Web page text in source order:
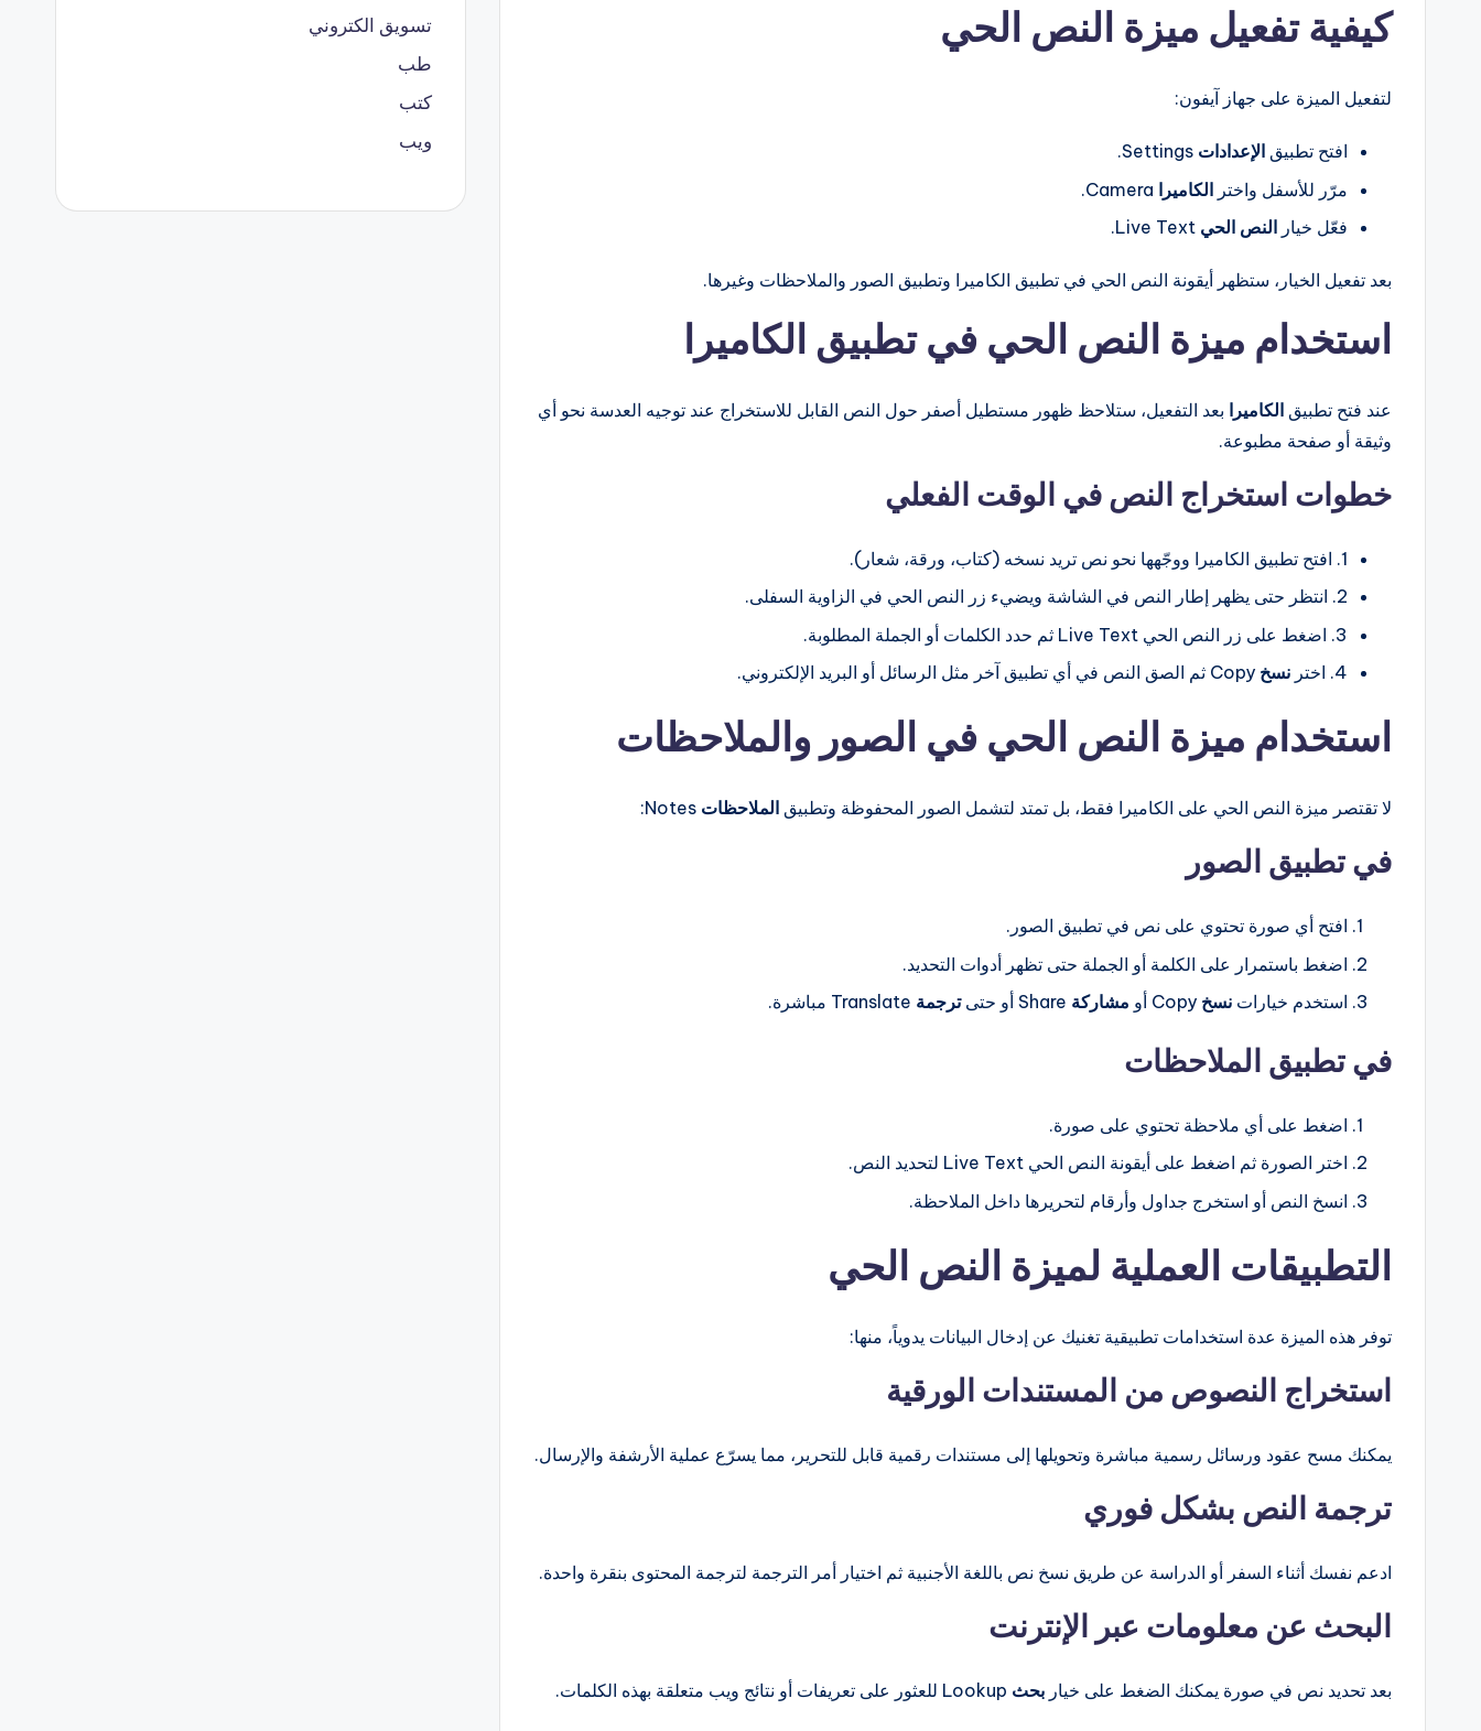
كيفية تفعيل ميزة النص الحي
لتفعيل الميزة على جهاز آيفون:
افتح تطبيق الإعدادات
مرّر للأسفل واختر الكاميرا
فعّل خيار النص الحي
بعد تفعيل الخيار، ستظهر أيقونة النص الحي في تطبيق الكاميرا وتطبيق الصور والملاحظات وغيرها.
استخدام ميزة النص الحي في تطبيق الكاميرا
عند فتح تطبيق الكاميرا بعد التفعيل، ستلاحظ ظهور مستطيل أصفر حول النص القابل للاستخراج عند توجيه العدسة نحو أي
وثيقة أو صفحة مطبوعة.
خطوات استخراج النص في الوقت الفعلي
1. افتح تطبيق الكاميرا ووجّهها نحو نص تريد نسخه (كتاب، ورقة، شعار).
2. انتظر حتى يظهر إطار النص في الشاشة ويضيء زر النص الحي في الزاوية السفلى.
3. اضغط على زر النص الحي Live Text ثم حدد الكلمات أو الجملة المطلوبة.
4. اختر
نسخ
استخدام ميزة النص الحي في الصور والملاحظات
لا تقتصر ميزة النص الحي على الكاميرا فقط، بل تمتد لتشمل الصور المحفوظة وتطبيق الملاحظات
في تطبيق الصور
افتح أي صورة تحتوي على نص في تطبيق الصور.
اضغط باستمرار على الكلمة أو الجملة حتى تظهر أدوات التحديد.
استخدم خيارات نسخ مشاركة ترجمة
في تطبيق الملاحظات
اضغط على أي ملاحظة تحتوي على صورة.
اختر الصورة ثم اضغط على أيقونة النص الحي Live Text لتحديد النص.
انسخ النص أو استخرج جداول وأرقام لتحريرها داخل الملاحظة.
التطبيقات العملية لميزة النص الحي
توفر هذه الميزة عدة استخدامات تطبيقية تغنيك عن إدخال البيانات يدوياً، منها:
استخراج النصوص من المستندات الورقية
يمكنك مسح عقود ورسائل رسمية مباشرة وتحويلها إلى مستندات رقمية قابل للتحرير، مما يسرّع عملية الأرشفة والإرسال.
ترجمة النص بشكل فوري
ادعم نفسك أثناء السفر أو الدراسة عن طريق نسخ نص باللغة الأجنبية ثم اختيار أمر الترجمة لترجمة المحتوى بنقرة واحدة.
البحث عن معلومات عبر الإنترنت
بعد تحديد نص في صورة يمكنك الضغط على خيار بحث
تسويق الكتروني
طب
كتب
ويب